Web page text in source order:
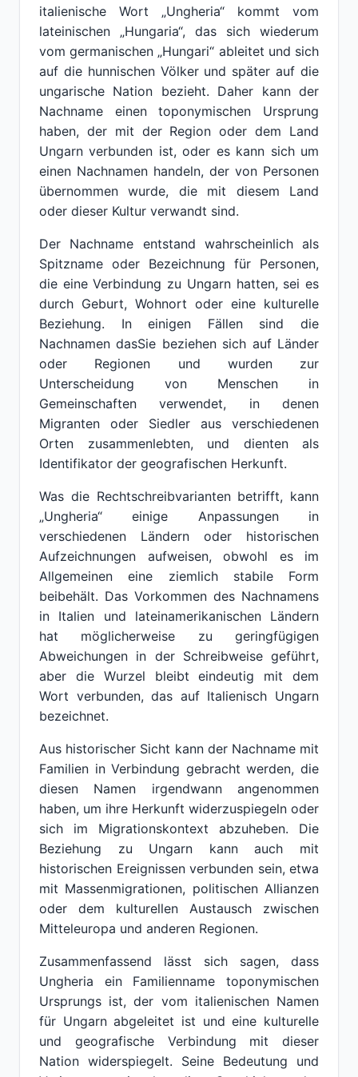
italienische Wort „Ungheria“ kommt vom
lateinischen „Hungaria“, das sich wiederum
vom germanischen „Hungari“ ableitet und sich
auf die hunnischen Völker und später auf die
ungarische Nation bezieht. Daher kann der
Nachname einen toponymischen Ursprung
haben, der mit der Region oder dem Land
Ungarn verbunden ist, oder es kann sich um
einen Nachnamen handeln, der von Personen
übernommen wurde, die mit diesem Land
oder dieser Kultur verwandt sind.
Der Nachname entstand wahrscheinlich als
Spitzname oder Bezeichnung für Personen,
die eine Verbindung zu Ungarn hatten, sei es
durch Geburt, Wohnort oder eine kulturelle
Beziehung. In einigen Fällen sind die
Nachnamen dasSie beziehen sich auf Länder
oder Regionen und wurden zur
Unterscheidung von Menschen in
Gemeinschaften verwendet, in denen
Migranten oder Siedler aus verschiedenen
Orten zusammenlebten, und dienten als
Identifikator der geografischen Herkunft.
Was die Rechtschreibvarianten betrifft, kann
„Ungheria“ einige Anpassungen in
verschiedenen Ländern oder historischen
Aufzeichnungen aufweisen, obwohl es im
Allgemeinen eine ziemlich stabile Form
beibehält. Das Vorkommen des Nachnamens
in Italien und lateinamerikanischen Ländern
hat möglicherweise zu geringfügigen
Abweichungen in der Schreibweise geführt,
aber die Wurzel bleibt eindeutig mit dem
Wort verbunden, das auf Italienisch Ungarn
bezeichnet.
Aus historischer Sicht kann der Nachname mit
Familien in Verbindung gebracht werden, die
diesen Namen irgendwann angenommen
haben, um ihre Herkunft widerzuspiegeln oder
sich im Migrationskontext abzuheben. Die
Beziehung zu Ungarn kann auch mit
historischen Ereignissen verbunden sein, etwa
mit Massenmigrationen, politischen Allianzen
oder dem kulturellen Austausch zwischen
Mitteleuropa und anderen Regionen.
Zusammenfassend lässt sich sagen, dass
Ungheria ein Familienname toponymischen
Ursprungs ist, der vom italienischen Namen
für Ungarn abgeleitet ist und eine kulturelle
und geografische Verbindung mit dieser
Nation widerspiegelt. Seine Bedeutung und